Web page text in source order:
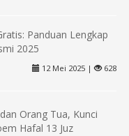
Panduan Lengkap
2025
12 Mei 2025 | 628
Orang Tua, Kunci
Hafal 13 Juz